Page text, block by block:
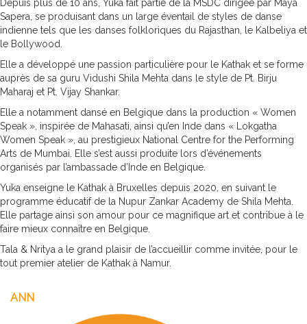
Depuis plus de 10 ans, Yuka fait partie de la MSDC dirigée par Maya
Sapera, se produisant dans un large éventail de styles de danse
indienne tels que les danses folkloriques du Rajasthan, le Kalbeliya et
le Bollywood.
Elle a développé une passion particulière pour le Kathak et se forme
auprès de sa guru Vidushi Shila Mehta dans le style de Pt. Birju
Maharaj et Pt. Vijay Shankar.
Elle a notamment dansé en Belgique dans la production « Women
Speak », inspirée de Mahasati, ainsi qu’en Inde dans «
Lokgatha
Women Speak » , au prestigieux National Centre for the Performing
Arts de Mumbai. Elle s’est aussi produite lors d’événements
organisés par l’ambassade d’Inde en Belgique.
Yuka enseigne le Kathak à Bruxelles depuis 2020, en suivant le
programme éducatif de la Nupur Zankar Academy de Shila Mehta.
Elle partage ainsi son amour pour ce magnifique art et contribue à le
faire mieux connaître en Belgique.
Tala & Nritya a le grand plaisir de l’accueillir comme invitée, pour le
tout premier atelier de Kathak à Namur.
ANN